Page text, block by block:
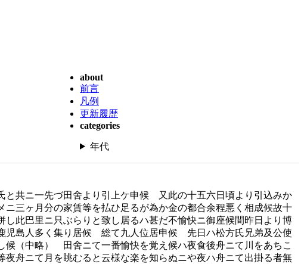
about
前言
凡例
更新履歴
categories
年代
ニ一先づ田舍より引上ケ申候 又此の十五六日頃より引込みか
三ヶ月分の家賃等を払ひ足るが為か金の都合余程悪く相成候故十
此巴里ニ只ぶらりと致し居るハ甚だ不愉快ニ御座候間昨日より博
児島人多く集り居候 総て九人位居申候 先日ハ松方氏兄弟及公使
（中略） 田舍ニて一番愉快を覚え候ハ夜食後舟ニて川をあちこ
舟ニて月を眺むると云様な楽を知らぬニや夜ハ舟ニて出掛る者無